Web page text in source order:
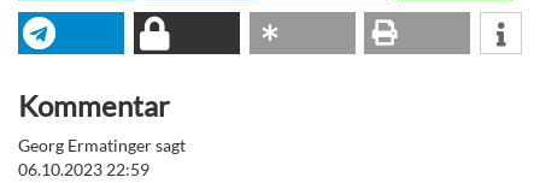
Kommentar
Georg Ermatinger sagt
06.10.2023 22:59